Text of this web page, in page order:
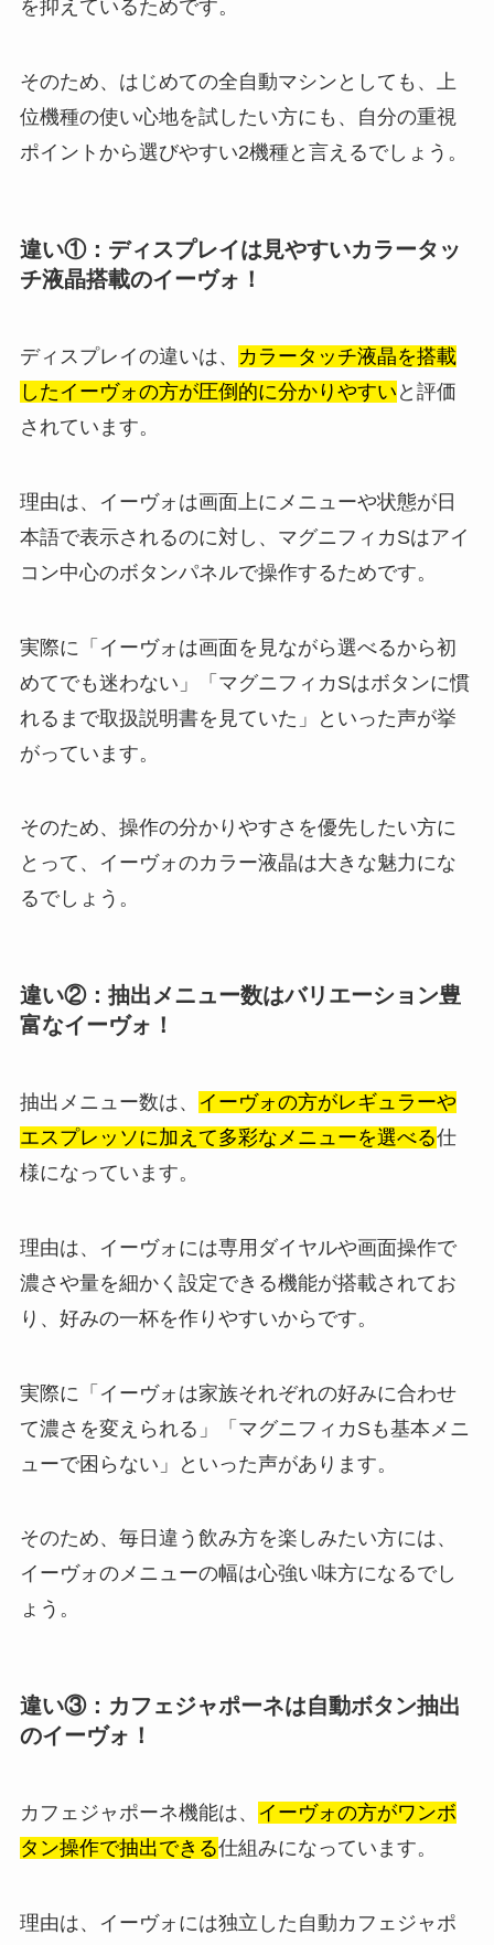
を抑えているためです。
そのため、はじめての全自動マシンとしても、上
位機種の使い心地を試したい方にも、自分の重視
ポイントから選びやすい2機種と言えるでしょう。
違い①：ディスプレイは見やすいカラータッ
チ液晶搭載のイーヴォ！
ディスプレイの違いは、
カラータッチ液晶を搭載
したイーヴォの方が圧倒的に分かりやすい と評価
されています。
理由は、イーヴォは画面上にメニューや状態が日
本語で表示されるのに対し、マグニフィカSはアイ
コン中心のボタンパネルで操作するためです。
実際に「イーヴォは画面を見ながら選べるから初
めてでも迷わない」「マグニフィカSはボタンに慣
れるまで取扱説明書を見ていた」といった声が挙
がっています。
そのため、操作の分かりやすさを優先したい方に
とって、イーヴォのカラー液晶は大きな魅力にな
るでしょう。
違い②：抽出メニュー数はバリエーション豊
富なイーヴォ！
抽出メニュー数は、
イーヴォの方がレギュラーや
エスプレッソに加えて多彩なメニューを選べる仕
様になっています。
理由は、イーヴォには専用ダイヤルや画面操作で
濃さや量を細かく設定できる機能が搭載されてお
り、好みの一杯を作りやすいからです。
実際に「イーヴォは家族それぞれの好みに合わせ
て濃さを変えられる」「マグニフィカSも基本メニ
ューで困らない」といった声があります。
そのため、毎日違う飲み方を楽しみたい方には、
イーヴォのメニューの幅は心強い味方になるでし
ょう。
違い③：カフェジャポーネは自動ボタン抽出
のイーヴォ！
カフェジャポーネ機能は、
イーヴォの方がワンボ
タン操作で抽出できる仕組みになっています。
理由は、イーヴォには独立した自動カフェジャポ